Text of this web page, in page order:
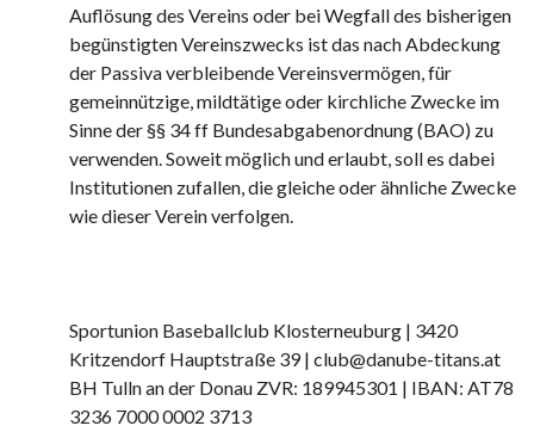
Auflösung des Vereins oder bei Wegfall des bisherigen
begünstigten Vereinszwecks ist das nach Abdeckung
der Passiva verbleibende Vereinsvermögen, für
gemeinnützige, mildtätige oder kirchliche Zwecke im
Sinne der §§ 34 ff Bundesabgabenordnung (BAO) zu
verwenden. Soweit möglich und erlaubt, soll es dabei
Institutionen zufallen, die gleiche oder ähnliche Zwecke
wie dieser Verein verfolgen.
Sportunion Baseballclub Klosterneuburg | 3420
Kritzendorf Hauptstraße 39 | club@danube-titans.at
BH Tulln an der Donau ZVR: 189945301 | IBAN: AT78
3236 7000 0002 3713